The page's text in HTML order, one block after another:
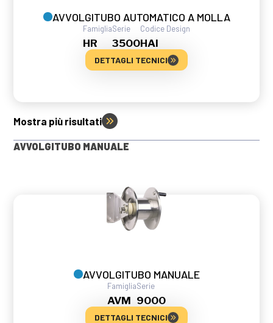
AVVOLGITUBO AUTOMATICO A MOLLA
Famiglia
HR
Serie
3500
Codice Design
HAI
DETTAGLI TECNICI
Mostra più risultati
AVVOLGITUBO MANUALE
AVVOLGITUBO MANUALE
Famiglia
AVM
Serie
9000
DETTAGLI TECNICI